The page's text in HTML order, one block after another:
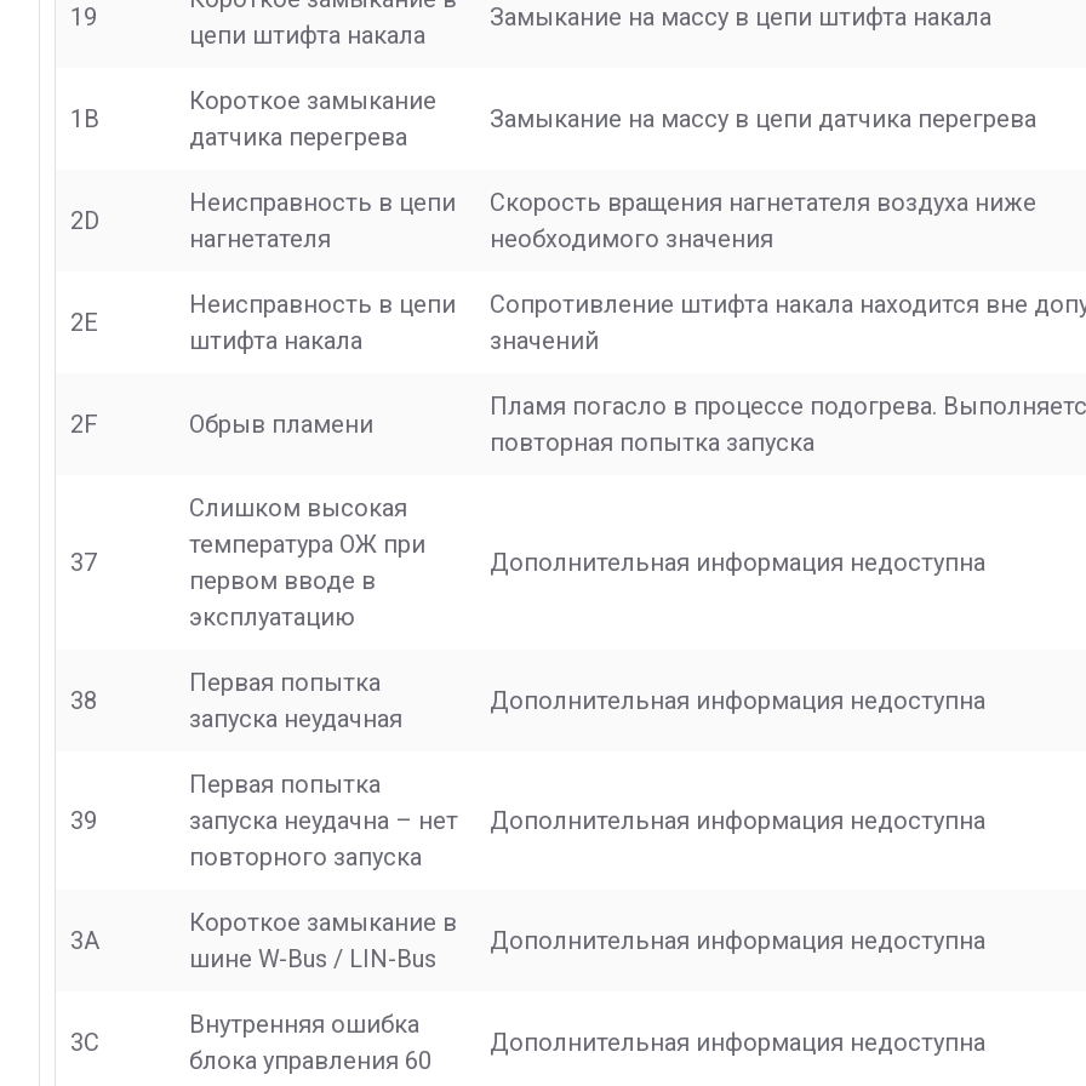
19
цепи штифта накала
Замыкание на массу в цепи штифта накала
1B
Короткое замыкание
датчика перегрева
Замыкание на массу в цепи датчика перегрева
2D
Неисправность в цепи
нагнетателя
Скорость вращения нагнетателя воздуха ниже
необходимого значения
2E
Неисправность в цепи
штифта накала
Сопротивление штифта накала находится вне
значений
2F Обрыв пламени
Пламя погасло в процессе подогрева.
повторная попытка запуска
37
Слишком высокая
температура ОЖ при
первом вводе в
эксплуатацию
Дополнительная информация недоступна
38
Первая попытка
запуска неудачная
Дополнительная информация недоступна
39
Первая попытка
запуска неудачна – нет
повторного запуска
Дополнительная информация недоступна
3A
Короткое замыкание в
шине W-Bus / LIN-Bus
Дополнительная информация недоступна
3C
Внутренняя ошибка
блока управления 60
Дополнительная информация недоступна